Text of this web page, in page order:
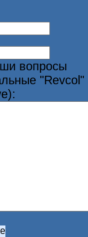
вопросы
"Revcol"